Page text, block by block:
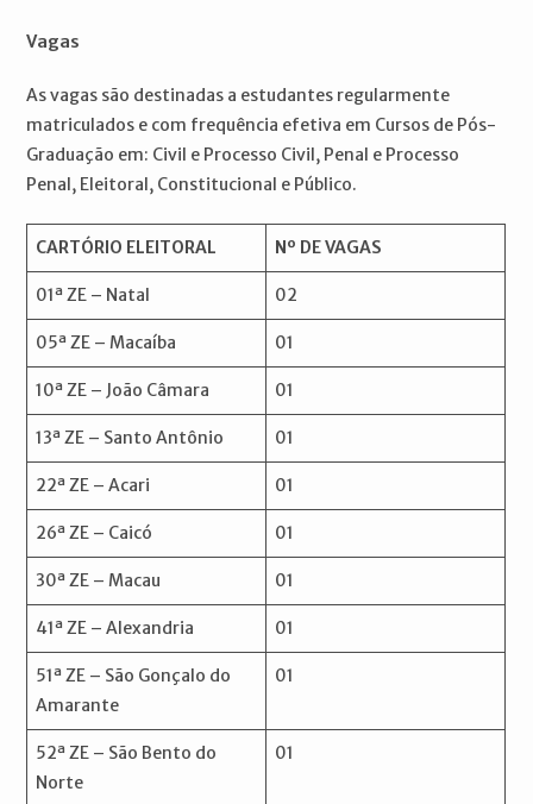
Vagas
As vagas são destinadas a estudantes regularmente
matriculados e com frequência efetiva em Cursos de Pós-
Graduação em: Civil e Processo Civil, Penal e Processo
Penal, Eleitoral, Constitucional e Público.
CARTÓRIO ELEITORAL Nº DE VAGAS
01ª ZE – Natal 02
05ª ZE – Macaíba 01
10ª ZE – João Câmara 01
13ª ZE – Santo Antônio 01
22ª ZE – Acari 01
26ª ZE – Caicó 01
30ª ZE – Macau 01
41ª ZE – Alexandria 01
51ª ZE – São Gonçalo do
Amarante
01
52ª ZE – São Bento do
Norte
01